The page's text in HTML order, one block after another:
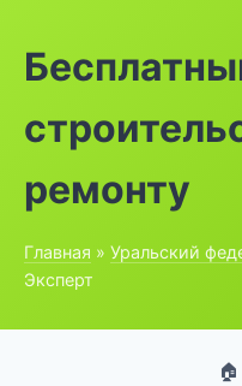
ремонту
Главная » Уральский
Эксперт